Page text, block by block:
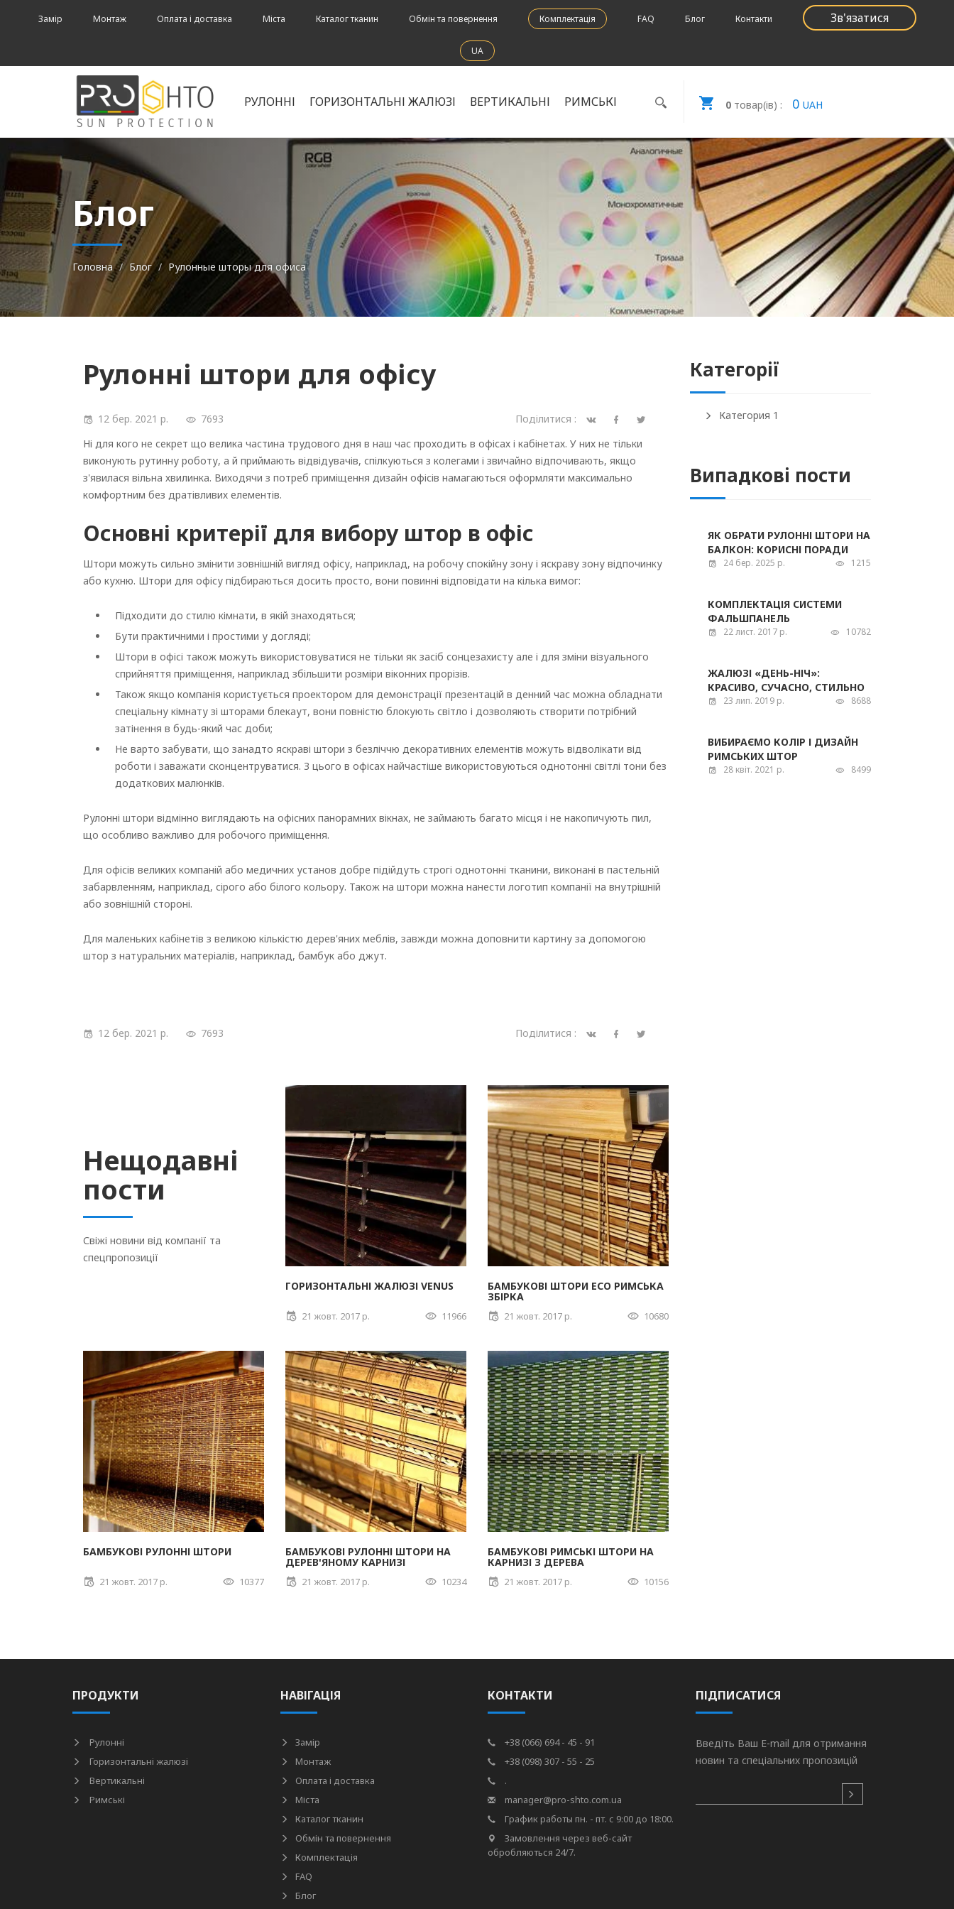
Замір Монтаж Оплата і доставка Міста Каталог тканин Обмін та повернення Комплектація FAQ Блог Контакти Зв'язатися
UA
РУЛОННІ ГОРИЗОНТАЛЬНІ ЖАЛЮЗІ ВЕРТИКАЛЬНІ РИМСЬКІ 0товар(ів) : 0 UAH
Блог
Головна Блог Рулонные шторы для офиса
Рулонні штори для офісу
12 бер. 2021 р. 7693
Поділитися :
Ні для кого не секрет що велика частина трудового дня в наш час проходить в офісах і кабінетах. У них не тільки
виконують рутинну роботу, а й приймають відвідувачів, спілкуються з колегами і звичайно відпочивають, якщо
з'явилася вільна хвилинка. Виходячи з потреб приміщення дизайн офісів намагаються оформляти максимально
комфортним без дратівливих елементів.
Основні критерії для вибору штор в офіс
Штори можуть сильно змінити зовнішній вигляд офісу, наприклад, на робочу спокійну зону і яскраву зону відпочинку
або кухню. Штори для офісу підбираються досить просто, вони повинні відповідати на кілька вимог:
Підходити до стилю кімнати, в якій знаходяться;
Бути практичними і простими у догляді;
Штори в офісі також можуть використовуватися не тільки як засіб сонцезахисту але і для зміни візуального
сприйняття приміщення, наприклад збільшити розміри віконних прорізів.
Також якщо компанія користується проектором для демонстрації презентацій в денний час можна обладнати
спеціальну кімнату зі шторами блекаут, вони повністю блокують світло і дозволяють створити потрібний
затінення в будь-який час доби;
Не варто забувати, що занадто яскраві штори з безліччю декоративних елементів можуть відволікати від
роботи і заважати сконцентруватися. З цього в офісах найчастіше використовуються однотонні світлі тони без
додаткових малюнків.
Рулонні штори відмінно виглядають на офісних панорамних вікнах, не займають багато місця і не накопичують пил,
що особливо важливо для робочого приміщення.
Для офісів великих компаній або медичних установ добре підійдуть строгі однотонні тканини, виконані в пастельній
забарвленням, наприклад, сірого або білого кольору. Також на штори можна нанести логотип компанії на внутрішній
або зовнішній стороні.
Для маленьких кабінетів з великою кількістю дерев'яних меблів, завжди можна доповнити картину за допомогою
штор з натуральних матеріалів, наприклад, бамбук або джут.
12 бер. 2021 р. 7693 Поділитися :
Нещодавні
пости
Свіжі новини від компанії та
спецпропозиції
ГОРИЗОНТАЛЬНІ ЖАЛЮЗІ VENUS
21 жовт. 2017 р. 11966
БАМБУКОВІ ШТОРИ ECO РИМСЬКА
ЗБІРКА
21 жовт. 2017 р. 10680
БАМБУКОВІ РУЛОННІ ШТОРИ
21 жовт. 2017 р. 10377
БАМБУКОВІ РУЛОННІ ШТОРИ НА
ДЕРЕВ'ЯНОМУ КАРНИЗІ
21 жовт. 2017 р. 10234
БАМБУКОВІ РИМСЬКІ ШТОРИ НА
КАРНИЗІ З ДЕРЕВА
21 жовт. 2017 р. 10156
Категорії
Категория 1
Випадкові пости
ЯК ОБРАТИ РУЛОННІ ШТОРИ НА
БАЛКОН: КОРИСНІ ПОРАДИ
24 бер. 2025 р. 1215
КОМПЛЕКТАЦІЯ СИСТЕМИ
ФАЛЬШПАНЕЛЬ
22 лист. 2017 р. 10782
ЖАЛЮЗІ «ДЕНЬ-НІЧ»:
КРАСИВО, СУЧАСНО, СТИЛЬНО
23 лип. 2019 р. 8688
ВИБИРАЄМО КОЛІР І ДИЗАЙН
РИМСЬКИХ ШТОР
28 квіт. 2021 р. 8499
ПРОДУКТИ
Рулонні
Горизонтальні жалюзі
Вертикальні
Римські
НАВІГАЦІЯ
Замір
Монтаж
Оплата і доставка
Міста
Каталог тканин
Обмін та повернення
Комплектація
FAQ
Блог
КОНТАКТИ
+38 (066) 694 - 45 - 91
+38 (098) 307 - 55 - 25
.
manager@pro-shto.com.ua
График работы пн. - пт. с 9:00 до 18:00.
Замовлення через веб-сайт
обробляються 24/7.
ПІДПИСАТИСЯ
Введіть Ваш E-mail для отримання
новин та спеціальних пропозицій